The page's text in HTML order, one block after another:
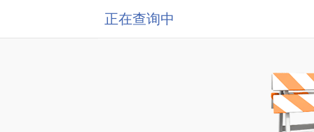
正在查询中